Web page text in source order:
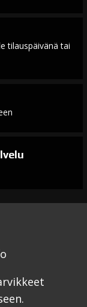
tilauspäivänä tai